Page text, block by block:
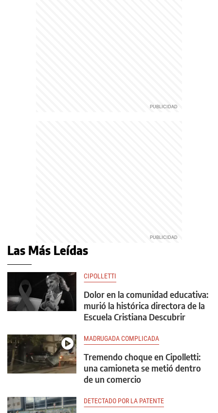
Las Más Leídas
CIPOLLETTI
Dolor en la comunidad educativa:
murió la histórica directora de la
Escuela Cristiana Descubrir
MADRUGADA COMPLICADA
Tremendo choque en Cipolletti:
una camioneta se metió dentro
de un comercio
DETECTADO POR LA PATENTE